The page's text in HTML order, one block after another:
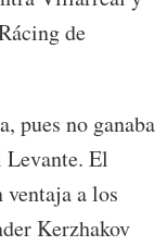
de
pues no ganaba
Levante. El
ventaja a los
Kerzhakov